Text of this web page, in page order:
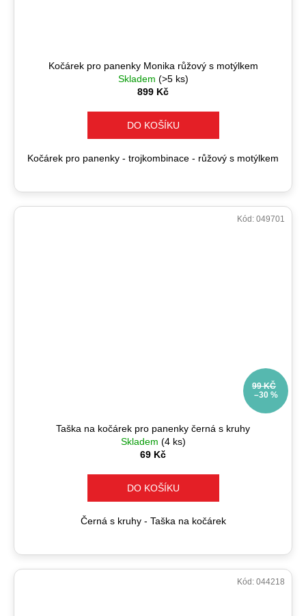
Kočárek pro panenky Monika růžový s motýlkem
Skladem (>5 ks)
899 Kč
DO KOŠÍKU
Kočárek pro panenky - trojkombinace - růžový s motýlkem
99 KČ
–30 %
Taška na kočárek pro panenky černá s kruhy
Skladem (4 ks)
69 Kč
DO KOŠÍKU
Černá s kruhy - Taška na kočárek
Kód: 049701
Kód: 044218